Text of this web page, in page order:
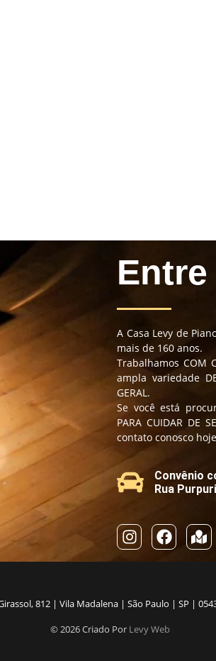
A Casa Levy de
mais de 160 anos.
Trabalhamos COM
ampla variedade DE
GERAL.
Se você está
PARA CUIDAR DE
contato conosco
Convênio
Rua
812 | Vila Madalena | São Paulo | SP |
© 2026 Criado Por Levy Web